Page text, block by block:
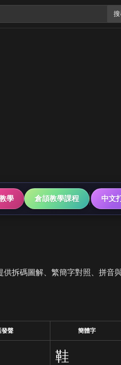
學 倉頡教學課程 中文
拆碼圖解、繁簡字對照、拼音
發聲 簡體字
鞋